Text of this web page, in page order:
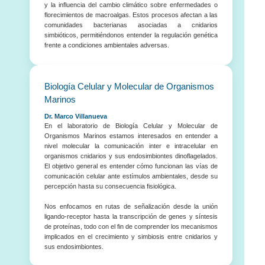
y la influencia del cambio climático sobre enfermedades o
florecimientos de macroalgas. Estos procesos afectan a las
comunidades bacterianas asociadas a cnidarios
simbióticos, permitiéndonos entender la regulación genética
frente a condiciones ambientales adversas.
Biología Celular y Molecular de Organismos
Marinos
Dr. Marco Villanueva
En el laboratorio de Biología Celular y Molecular de
Organismos Marinos estamos interesados en entender a
nivel molecular la comunicación inter e intracelular en
organismos cnidarios y sus endosimbiontes dinoflagelados.
El objetivo general es entender cómo funcionan las vías de
comunicación celular ante estímulos ambientales, desde su
percepción hasta su consecuencia fisiológica.
Nos enfocamos en rutas de señalización desde la unión
ligando-receptor hasta la transcripción de genes y síntesis
de proteínas, todo con el fin de comprender los mecanismos
implicados en el crecimiento y simbiosis entre cnidarios y
sus endosimbiontes.